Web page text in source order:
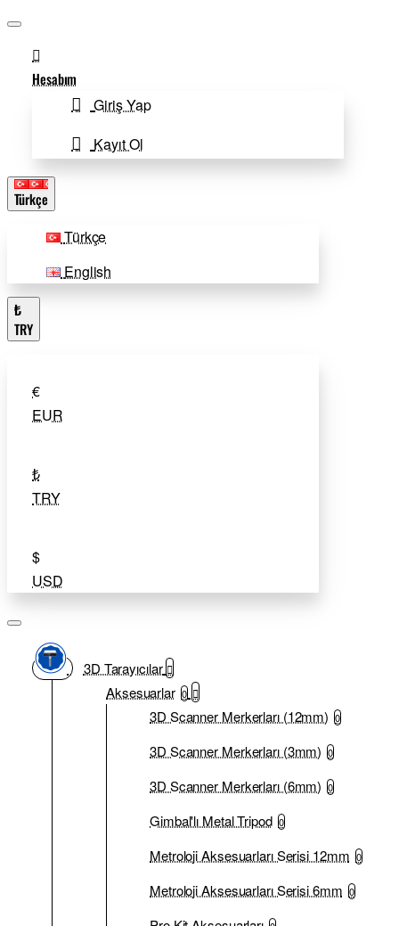
Hesabım
Giriş Yap
Kayıt Ol
Türkçe
Türkçe
English
₺
TRY
€
EUR
₺
TRY
$
USD
3D Tarayıcılar
Aksesuarlar 0
3D Scanner Merkerları (12mm) 0
3D Scanner Merkerları (3mm) 0
3D Scanner Merkerları (6mm) 0
Gimbal'lı Metal Tripod 0
Metroloji Aksesuarları Serisi 12mm 0
Metroloji Aksesuarları Serisi 6mm 0